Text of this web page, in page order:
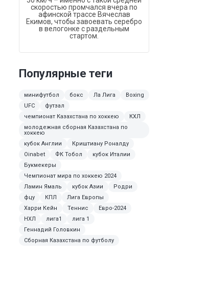
скоростью промчался вчера по
афинской трассе Вячеслав
Екимов, чтобы завоевать серебро
в велогонке с раздельным
стартом.
Популярные теги
минифутбол бокс Ла Лига
Boxing
UFC
футзал
чемпионат Казахстана по хоккею
КХЛ
молодежная сборная Казахстана по
хоккею
кубок Англии
Криштиану Роналду
Oinabet
ФК Тобол
кубок Италии
Букмекеры
Чемпионат мира по хоккею 2024
Ламин Ямаль
кубок Азии
Родри
фцу
КПЛ
Лига Европы
Харри Кейн
Теннис
Евро-2024
НХЛ
лига1
лига 1
Геннадий Головкин
Сборная Казахстана по футболу